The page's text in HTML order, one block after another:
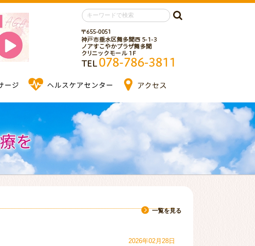
水区舞多聞西の整形外科・オンライ
お知らせ
一覧を見る
2026年02月28日